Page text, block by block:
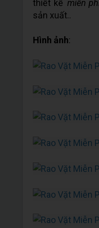
thiết kế miễn
sản xuất..
Hình ảnh: